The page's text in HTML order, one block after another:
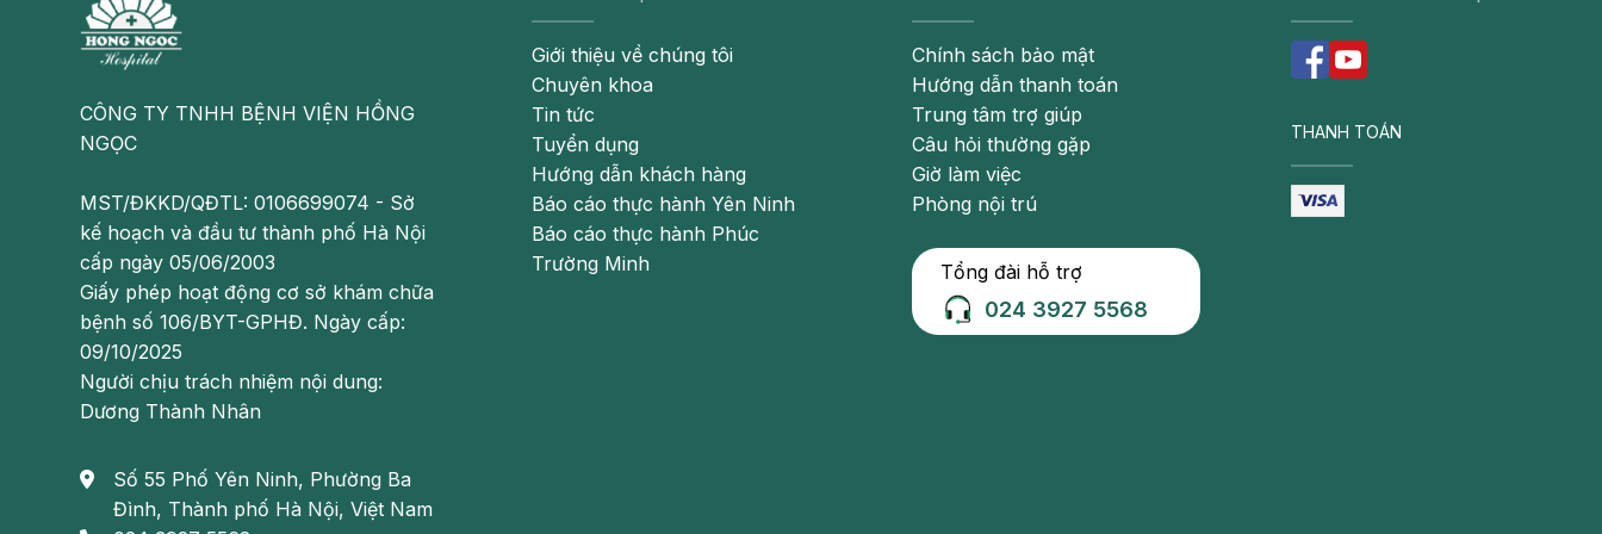
CÔNG TY TNHH BỆNH VIỆN HỒNG
NGỌC
MST/ĐKKD/QĐTL: 0106699074 - Sở
kế hoạch và đầu tư thành phố Hà Nội
cấp ngày 05/06/2003
Giấy phép hoạt động cơ sở khám chữa
bệnh số 106/BYT-GPHĐ. Ngày cấp:
09/10/2025
Người chịu trách nhiệm nội dung:
Dương Thành Nhân
Số 55 Phố Yên Ninh, Phường Ba
Đình, Thành phố Hà Nội, Việt Nam
Giới thiệu về chúng tôi
Chuyên khoa
Tin tức
Tuyển dụng
Hướng dẫn khách hàng
Báo cáo thực hành Yên Ninh
Báo cáo thực hành Phúc
Trường Minh
Chính sách bảo mật
Hướng dẫn thanh toán
Trung tâm trợ giúp
Câu hỏi thường gặp
Giờ làm việc
Phòng nội trú
Tổng đài hỗ trợ
024 3927 5568
THANH TOÁN